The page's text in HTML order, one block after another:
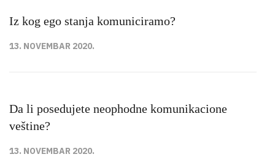
Iz kog ego stanja komuniciramo?
13. NOVEMBAR 2020.
Da li posedujete neophodne komunikacione
veštine?
13. NOVEMBAR 2020.